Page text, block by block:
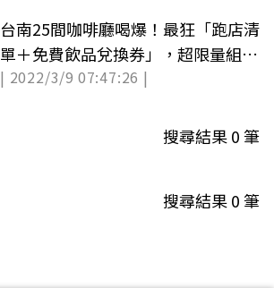
台南25間咖啡廳喝爆！最狂「跑店清
單＋免費飲品兌換券」，超限量組合
快收
| 2022/3/9 07:47:26 |
搜尋結果0筆
搜尋結果0筆